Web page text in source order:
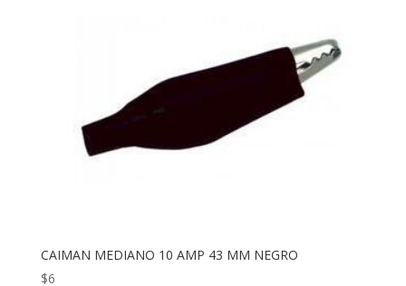
CAIMAN MEDIANO 10 AMP 43 MM NEGRO
$6